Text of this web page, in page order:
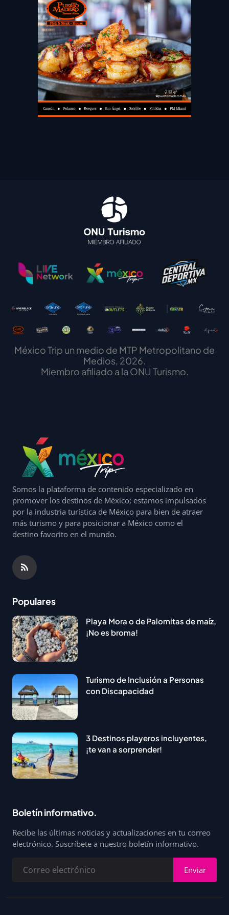
México Trip un medio de MTP Metropolitano de
Medios, 2026.
Miembro afiliado a la ONU Turismo.
Somos la plataforma de contenido especializado en
promover los destinos de México; estamos impulsados
por la industria turística de México para bien de atraer
más turismo y para posicionar a México como el
destino favorito en el mundo.
Populares
Playa Mora o de Palomitas de maíz,
¡No es broma!
Turismo de Inclusión a Personas
con Discapacidad
3 Destinos playeros incluyentes,
¡te van a sorprender!
Boletín informativo.
Recibe las últimas noticias y actualizaciones en tu correo
electrónico. Suscríbete a nuestro boletín informativo.
Enviar